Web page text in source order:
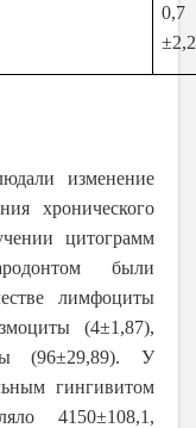
0,7
изменение
хронического
цитограмм
были
лимфоциты
(4±1,87),
(96±29,89). У
гингивитом
4150±108,1,